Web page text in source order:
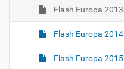
Flash Europa 2013
Flash Europa 2014
Flash Europa 2015